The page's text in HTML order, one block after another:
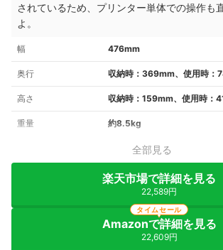
されているため、プリンター単体での操作も
よ。
幅 476mm
奥行 収納時：369mm、使用時：
高さ 収納時：159mm、使用時：
重量 約8.5kg
全部見る
楽天市場で詳細を見る
22,589円
Amazonで詳細を見る
22,609円
タイムセール